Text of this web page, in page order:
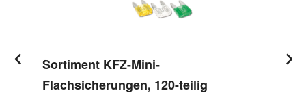
Sortiment KFZ-Mini-
Flachsicherungen, 120-teilig